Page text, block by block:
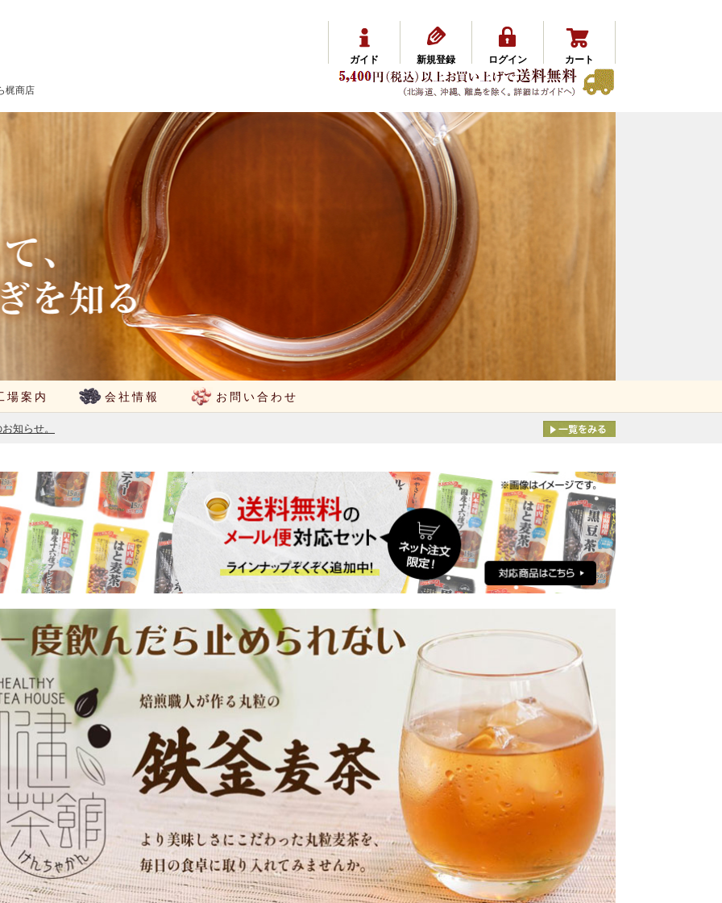
梶商店
ガイド 新規登録 ログイン カート
場案内 会社情報 お問い合わせ
知らせ。